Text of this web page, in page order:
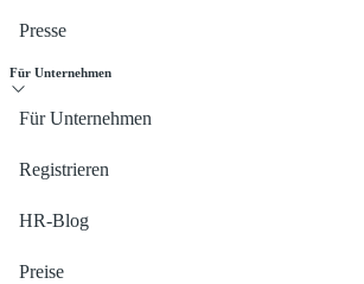
Presse
Für Unternehmen
Für Unternehmen
Registrieren
HR-Blog
Preise